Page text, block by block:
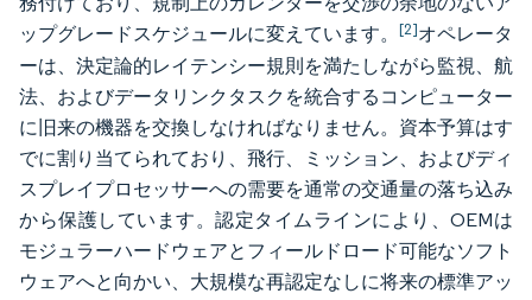
ップグレードスケジュールに変えています。 [2]オペレータ
ーは、決定論的レイテンシー規則を満たしながら監視、航
法、およびデータリンクタスクを統合するコンピューター
に旧来の機器を交換しなければなりません。資本予算はす
でに割り当てられており、飛行、ミッション、およびディ
スプレイプロセッサーへの需要を通常の交通量の落ち込み
から保護しています。認定タイムラインにより、OEMは
モジュラーハードウェアとフィールドロード可能なソフト
ウェアへと向かい、大規模な再認定なしに将来の標準アッ